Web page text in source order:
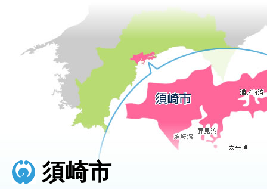
須崎市